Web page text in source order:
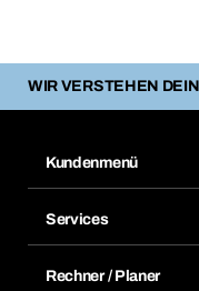
WIR VERSTEHEN
Kundenmenü
Rechnungen
Services
Rechner / Planer